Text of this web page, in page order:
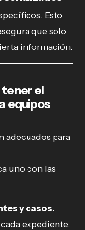
Esto
que solo
información.
tener el
equipos
adecuados para
uno con las
y casos.
expediente.